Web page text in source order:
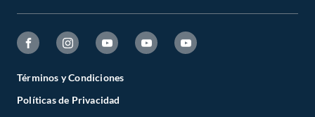
Términos y Condiciones
Políticas de Privacidad